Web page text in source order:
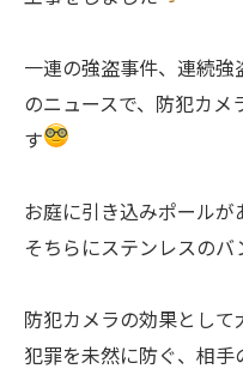
一連の強盗事件、連続
のニュースで、防犯カ
す
お庭に引き込みポールが
そちらにステンレスの
防犯カメラの効果として
犯罪を未然に防ぐ、相